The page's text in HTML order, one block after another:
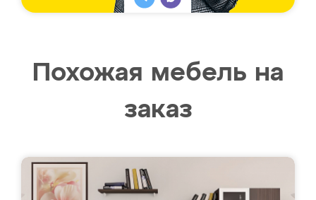
Похожая мебель на
заказ